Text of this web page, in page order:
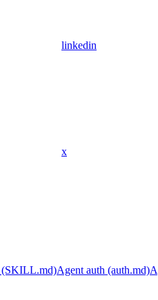
linkedin
x
(SKILL.md)Agent auth (auth.md)